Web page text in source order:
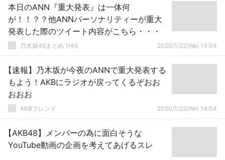
本日のANN『重大発表』は一体何
が！！？？他ANNパーソナリティーが重大
発表した際のツイート内容がこちら・・・
乃木坂46まとめ 1/46 2020/1/22(We) 14:04
【速報】乃木坂が今夜のANNで重大発表する
もよう！AKBにラジオが戻ってくるぞおお
おおお
AKBフレンド 2020/1/22(We) 14:04
【AKB48】メンバーの為に面白そうな
YouTube動画の企画を考えてあげるスレ